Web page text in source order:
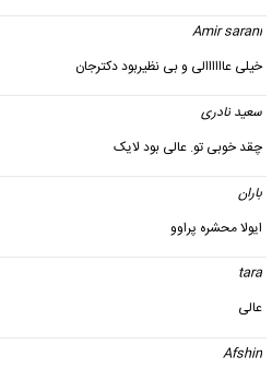
Amir sarani
خیلی عاااااالی و بی نظیربود دکترجان
سعید نادری
چقد خوبی تو. عالی بود لایک
باران
ایولا محشره پراوو
tara
عالی
Afshin